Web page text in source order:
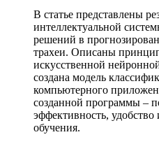
В статье представлены
интеллектуальной
решений в
трахеи. Описаны
искусственной
создана модель
компьютерного
созданной программы –
эффективность,
обучения.